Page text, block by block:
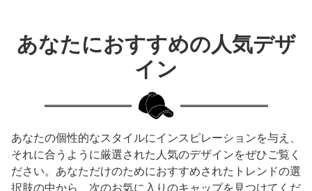
あなたにおすすめの人気デザ
イン
あなたの個性的なスタイルにインスピレーションを与え、
それに合うように厳選された人気のデザインをぜひご覧く
ださい。あなただけのためにおすすめされたトレンドの選